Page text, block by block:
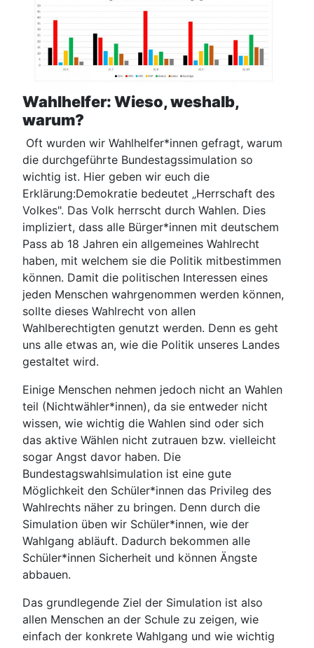
Wahlhelfer: Wieso, weshalb,
warum?
Oft wurden wir Wahlhelfer*innen gefragt, warum
die durchgeführte Bundestagssimulation so
wichtig ist. Hier geben wir euch die
Erklärung:Demokratie bedeutet „Herrschaft des
Volkes". Das Volk herrscht durch Wahlen. Dies
impliziert, dass alle Bürger*innen mit deutschem
Pass ab 18 Jahren ein allgemeines Wahlrecht
haben, mit welchem sie die Politik mitbestimmen
können. Damit die politischen Interessen eines
jeden Menschen wahrgenommen werden können,
sollte dieses Wahlrecht von allen
Wahlberechtigten genutzt werden. Denn es geht
uns alle etwas an, wie die Politik unseres Landes
gestaltet wird.
Einige Menschen nehmen jedoch nicht an Wahlen
teil (Nichtwähler*innen), da sie entweder nicht
wissen, wie wichtig die Wahlen sind oder sich
das aktive Wählen nicht zutrauen bzw. vielleicht
sogar Angst davor haben. Die
Bundestagswahlsimulation ist eine gute
Möglichkeit den Schüler*innen das Privileg des
Wahlrechts näher zu bringen. Denn durch die
Simulation üben wir Schüler*innen, wie der
Wahlgang abläuft. Dadurch bekommen alle
Schüler*innen Sicherheit und können Ängste
abbauen.
Das grundlegende Ziel der Simulation ist also
allen Menschen an der Schule zu zeigen, wie
einfach der konkrete Wahlgang und wie wichtig